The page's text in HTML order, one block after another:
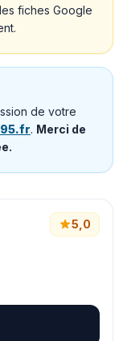
fiches Google
de votre
. Merci de
5,0